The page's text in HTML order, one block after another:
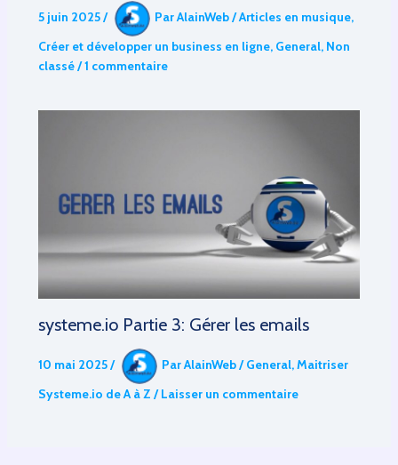
5 juin 2025/ ParAlainWeb/Articles en musique,
Créer et développer un business en ligne, General, Non
classé/1 commentaire
systeme.io Partie 3: Gérer les emails
10 mai 2025/ ParAlainWeb/General,Maitriser
Systeme.io de A à Z /Laisser un commentaire